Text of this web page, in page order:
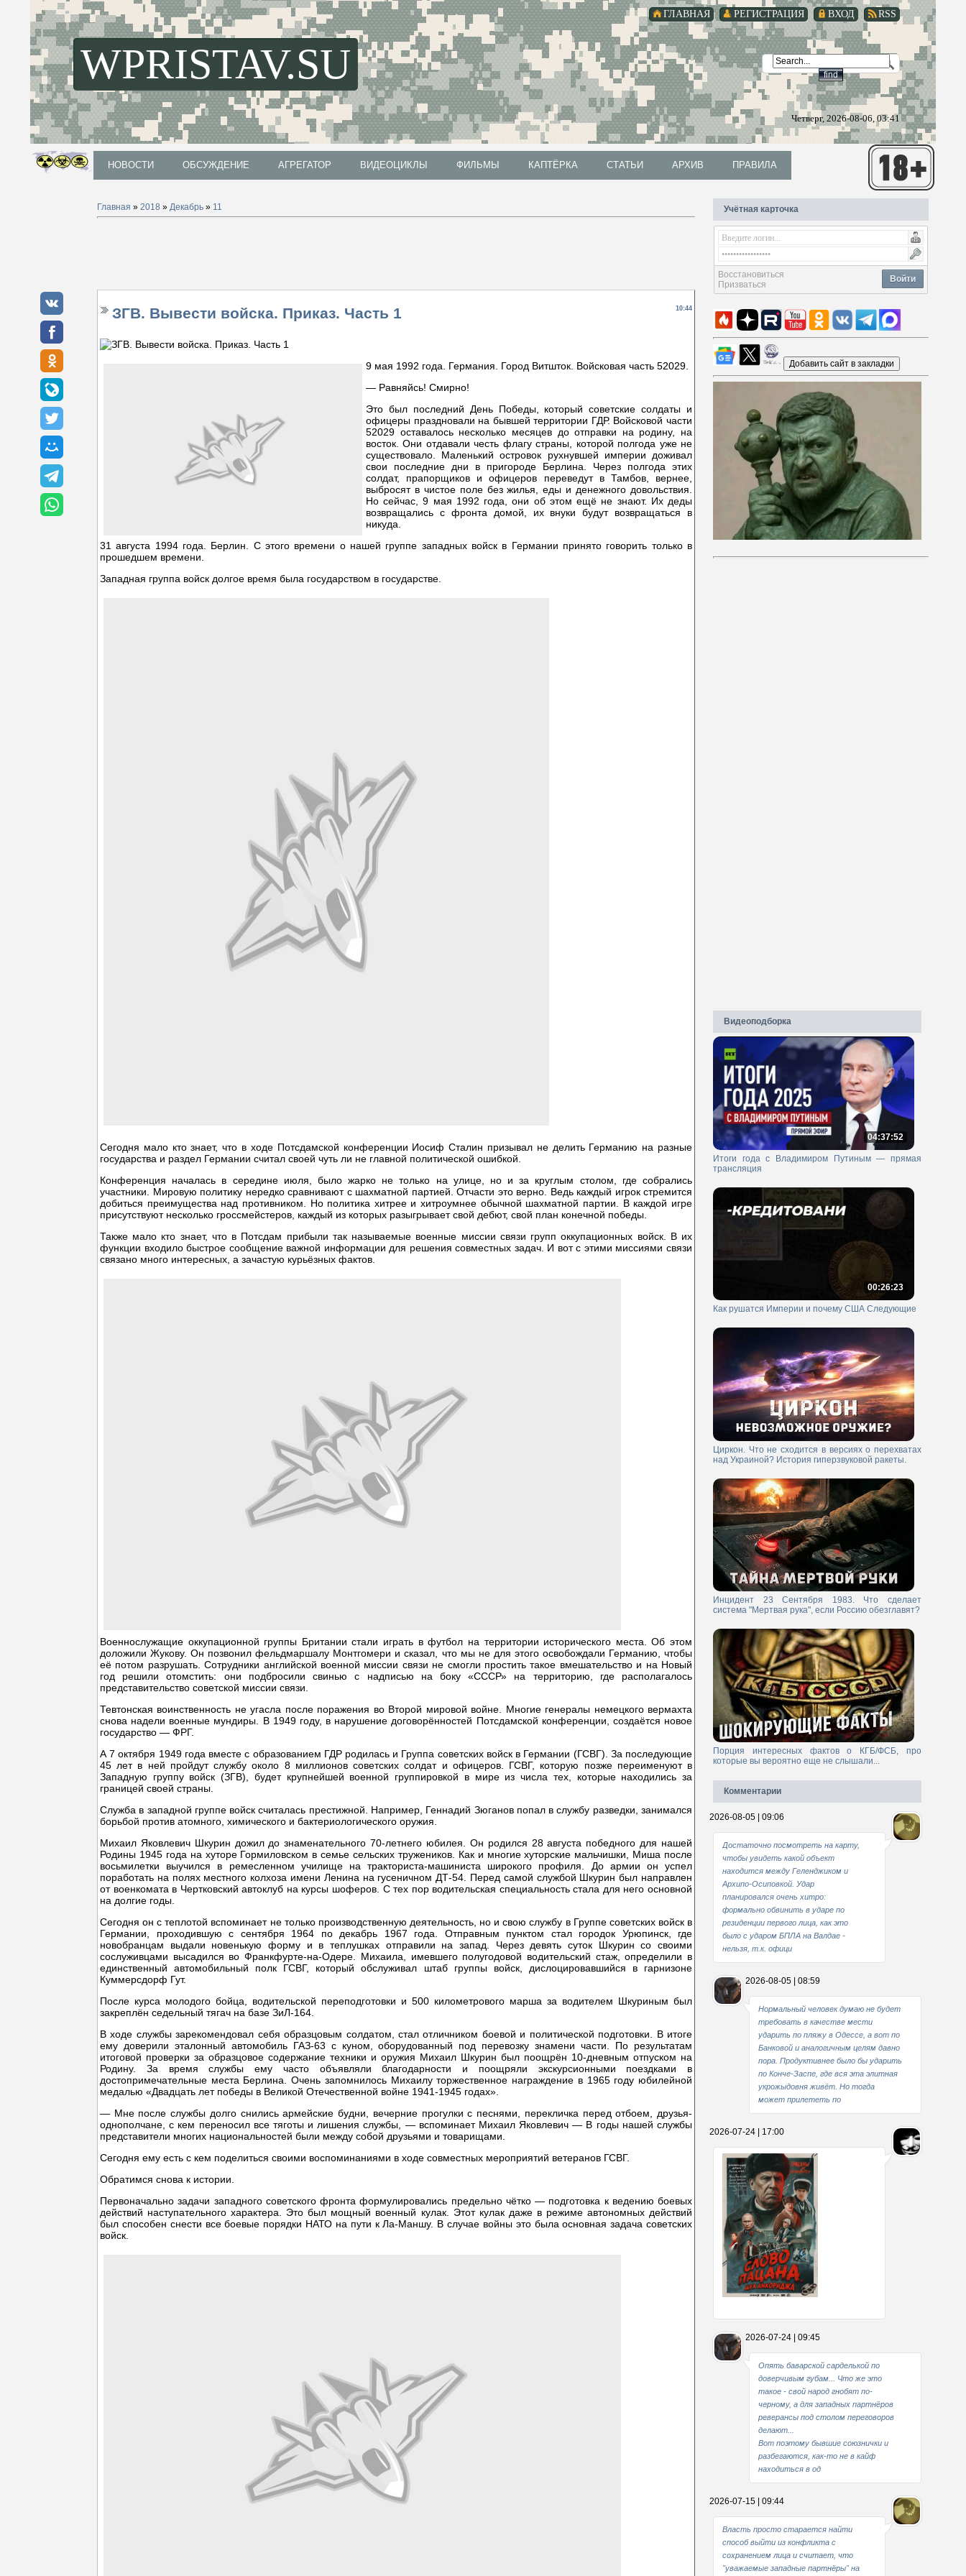
RSS
ВХОД
РЕГИСТРАЦИЯ
ГЛАВНАЯ
WPRISTAV.SU
Четверг, 2026-08-06, 03:41
НОВОСТИ ОБСУЖДЕНИЕ АГРЕГАТОР ВИДЕОЦИКЛЫ ФИЛЬМЫ КАПТЁРКА СТАТЬИ АРХИВ ПРАВИЛА
Главная » 2018 » Декабрь » 11
10:44
ЗГВ. Вывести войска. Приказ. Часть 1
9 мая 1992 года. Германия. Город Витшток. Войсковая часть 52029.
— Равняйсь! Смирно!
Это был последний День Победы, который советские солдаты и
офицеры праздновали на бывшей территории ГДР. Войсковой части
52029 оставалось несколько месяцев до отправки на родину, на
восток. Они отдавали честь флагу страны, которой полгода уже не
существовало. Маленький островок рухнувшей империи доживал
свои последние дни в пригороде Берлина. Через полгода этих
солдат, прапорщиков и офицеров переведут в Тамбов, вернее,
выбросят в чистое поле без жилья, еды и денежного довольствия.
Но сейчас, 9 мая 1992 года, они об этом ещё не знают. Их деды
возвращались с фронта домой, их внуки будут возвращаться в
никуда.
31 августа 1994 года. Берлин. С этого времени о нашей группе западных войск в Германии принято говорить только в
прошедшем времени.
Западная группа войск долгое время была государством в государстве.
Сегодня мало кто знает, что в ходе Потсдамской конференции Иосиф Сталин призывал не делить Германию на разные
государства и раздел Германии считал своей чуть ли не главной политической ошибкой.
Конференция началась в середине июля, было жарко не только на улице, но и за круглым столом, где собрались
участники. Мировую политику нередко сравнивают с шахматной партией. Отчасти это верно. Ведь каждый игрок стремится
добиться преимущества над противником. Но политика хитрее и хитроумнее обычной шахматной партии. В каждой игре
присутствуют несколько гроссмейстеров, каждый из которых разыгрывает свой дебют, свой план конечной победы.
Также мало кто знает, что в Потсдам прибыли так называемые военные миссии связи групп оккупационных войск. В их
функции входило быстрое сообщение важной информации для решения совместных задач. И вот с этими миссиями связи
связано много интересных, а зачастую курьёзных фактов.
Военнослужащие оккупационной группы Британии стали играть в футбол на территории исторического места. Об этом
доложили Жукову. Он позвонил фельдмаршалу Монтгомери и сказал, что мы не для этого освобождали Германию, чтобы
её потом разрушать. Сотрудники английской военной миссии связи не смогли простить такое вмешательство и на Новый
год решили отомстить: они подбросили свинью с надписью на боку «СССР» на территорию, где располагалось
представительство советской миссии связи.
Тевтонская воинственность не угасла после поражения во Второй мировой войне. Многие генералы немецкого вермахта
снова надели военные мундиры. В 1949 году, в нарушение договорённостей Потсдамской конференции, создаётся новое
государство — ФРГ.
А 7 октября 1949 года вместе с образованием ГДР родилась и Группа советских войск в Германии (ГСВГ). За последующие
45 лет в ней пройдут службу около 8 миллионов советских солдат и офицеров. ГСВГ, которую позже переименуют в
Западную группу войск (ЗГВ), будет крупнейшей военной группировкой в мире из числа тех, которые находились за
границей своей страны.
Служба в западной группе войск считалась престижной. Например, Геннадий Зюганов попал в службу разведки, занимался
борьбой против атомного, химического и бактериологического оружия.
Михаил Яковлевич Шкурин дожил до знаменательного 70-летнего юбилея. Он родился 28 августа победного для нашей
Родины 1945 года на хуторе Гормиловском в семье сельских тружеников. Как и многие хуторские мальчишки, Миша после
восьмилетки выучился в ремесленном училище на тракториста-машиниста широкого профиля. До армии он успел
поработать на полях местного колхоза имени Ленина на гусеничном ДТ-54. Перед самой службой Шкурин был направлен
от военкомата в Чертковский автоклуб на курсы шоферов. С тех пор водительская специальность стала для него основной
на долгие годы.
Сегодня он с теплотой вспоминает не только производственную деятельность, но и свою службу в Группе советских войск в
Германии, проходившую с сентября 1964 по декабрь 1967 года. Отправным пунктом стал городок Урюпинск, где
новобранцам выдали новенькую форму и в теплушках отправили на запад. Через девять суток Шкурин со своими
сослуживцами высадился во Франкфурте-на-Одере. Михаила, имевшего полугодовой водительский стаж, определили в
единственный автомобильный полк ГСВГ, который обслуживал штаб группы войск, дислоцировавшийся в гарнизоне
Куммерсдорф Гут.
После курса молодого бойца, водительской переподготовки и 500 километрового марша за водителем Шкуриным был
закреплён седельный тягач на базе ЗиЛ-164.
В ходе службы зарекомендовал себя образцовым солдатом, стал отличником боевой и политической подготовки. В итоге
ему доверили эталонный автомобиль ГАЗ-63 с куном, оборудованный под перевозку знамени части. По результатам
итоговой проверки за образцовое содержание техники и оружия Михаил Шкурин был поощрён 10-дневным отпуском на
Родину. За время службы ему часто объявляли благодарности и поощряли экскурсионными поездками в
достопримечательные места Берлина. Очень запомнилось Михаилу торжественное награждение в 1965 году юбилейной
медалью «Двадцать лет победы в Великой Отечественной войне 1941-1945 годах».
— Мне после службы долго снились армейские будни, вечерние прогулки с песнями, перекличка перед отбоем, друзья-
однополчане, с кем переносил все тяготы и лишения службы, — вспоминает Михаил Яковлевич — В годы нашей службы
представители многих национальностей были между собой друзьями и товарищами.
Сегодня ему есть с кем поделиться своими воспоминаниями в ходе совместных мероприятий ветеранов ГСВГ.
Обратимся снова к истории.
Первоначально задачи западного советского фронта формулировались предельно чётко — подготовка к ведению боевых
действий наступательного характера. Это был мощный военный кулак. Этот кулак даже в режиме автономных действий
был способен снести все боевые порядки НАТО на пути к Ла-Маншу. В случае войны это была основная задача советских
войск.
Учётная карточка
Войти
Восстановиться
Призваться
Видеоподборка
04:37:52
Итоги года с Владимиром Путиным — прямая
трансляция
00:26:23
Как рушатся Империи и почему США Следующие
Циркон. Что не сходится в версиях о перехватах
над Украиной? История гиперзвуковой ракеты.
Инцидент 23 Сентября 1983. Что сделает
система "Мертвая рука", если Россию обезглавят?
Порция интересных фактов о КГБ/ФСБ, про
которые вы вероятно еще не слышали...
Комментарии
2026-08-05 | 09:06
Достаточно посмотреть на карту,
чтобы увидеть какой объект
находится между Геленджиком и
Архипо-Осиповкой. Удар
планировался очень хитро:
формально обвинить в ударе по
резиденции первого лица, как это
было с ударом БПЛА на Валдае -
нельзя, т.к. офици
2026-08-05 | 08:59
Нормальный человек думаю не будет
требовать в качестве мести
ударить по пляжу в Одессе, а вот по
Банковой и аналогичным целям давно
пора. Продуктивнее было бы ударить
по Конче-Заспе, где вся эта элитная
укрожыдовня живёт. Но тогда
может прилететь по
2026-07-24 | 17:00
В свое время
2026-07-24 | 09:45
Опять баварской сарделькой по
доверчивым губам... Что же это
такое - свой народ гнобят по-
черному, а для западных партнёров
реверансы под столом переговоров
делают...
Вот поэтому бывшие союзнички и
разбегаются, как-то не в кайф
находиться в од
2026-07-15 | 09:44
Власть просто старается найти
способ выйти из конфликта с
сохранением лица и считает, что
"уважаемые западные партнёры" на